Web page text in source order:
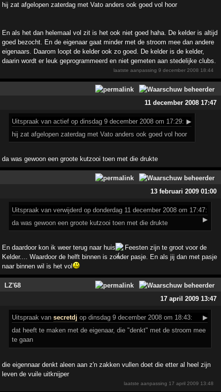
hij zat afgelopen zaterdag met Vato anders ook goed vol hoor
En als het dan helemaal vol zit is het ook niet goed haha. De kelder is altijd
goed bezocht. En de eigenaar gaat minder met de stroom mee dan andere
eigenaars. Daarom loopt de kelder ook zo goed. De kelder is de kelder,
daarin wordt er leuk geprogrammeerd en niet gemeten aan stedelijke clubs.
laatste aanpassing9 december 2008 18:44
11 december 2008 17:47
Uitspraak van actief op dinsdag 9 december 2008 om 17:29: ▶
hij zat afgelopen zaterdag met Vato anders ook goed vol hoor
da was gewoon een groote kutzooi toen met die drukte
13 februari 2009 01:00
Uitspraak van verwijderd op donderdag 11 december 2008 om 17:47:
▶
da was gewoon een groote kutzooi toen met die drukte
En daardoor kon ik weer terug naar huis
Feesten zijn te groot voor de
Kelder.... Waardoor de helft binnen is zonder pasje. En als jij dan met pasje
naar binnen wil is het vol
LZ'68
17 april 2009 13:47
Uitspraak vansecretdj op dinsdag 9 december 2008 om 18:43:
▶
dat heeft te maken met de eigenaar, die "denkt" met de stroom mee
te gaan
die eigennaar denkt aleen aan z'n zakken vullen doet die etter al heel zijn
leven de vuile uitknijper
laatste aanpassing 17 april 2009 13:48